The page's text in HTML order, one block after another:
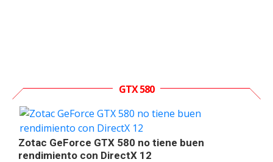
GTX 580
Zotac GeForce GTX 580 no tiene buen
rendimiento con DirectX 12